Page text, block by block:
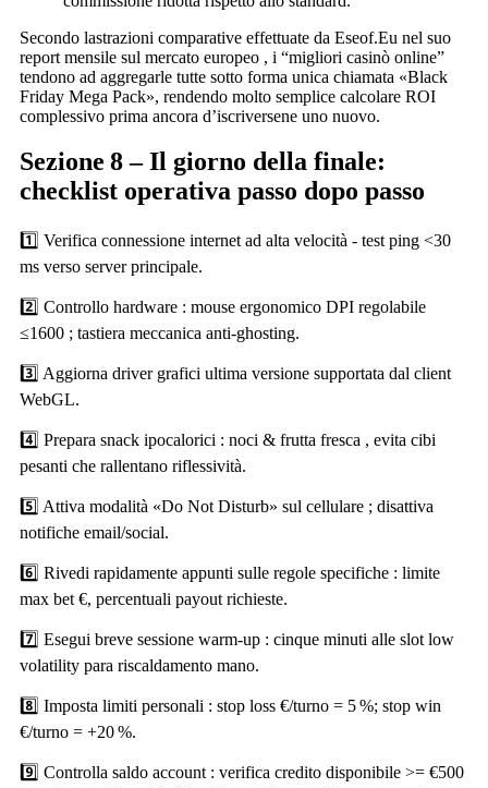
Secondo lastrazioni comparative effettuate da Ese​of.​Eu nel suo
report mensile sul mercato europeo , i “migliori casinò online”
tendono ad aggregarle tutte sotto forma unica chiamata «Black
Friday Mega Pack», rendendo molto semplice calcolare ROI
complessivo prima ancora d’iscriversene uno nuovo.
Sezione 8 – Il giorno della finale:
checklist operativa passo dopo passo
1️⃣ Verifica connessione internet ad alta velocità ‑ test ping <30
ms verso server principale.
2️⃣ Controllo hardware : mouse ergonomico DPI regolabile
≤1600 ; tastiera meccanica anti‑ghosting.
3️⃣ Aggiorna driver grafici ultima versione supportata dal client
WebGL.
4️⃣ Prepara snack ipocalorici : noci & frutta fresca , evita cibi
pesanti che rallentano riflessività.
5️⃣ Attiva modalità «Do Not Disturb» sul cellulare ; disattiva
notifiche email/social.
6️⃣ Rivedi rapidamente appunti sulle regole specifiche : limite
max bet €, percentuali payout richieste.
7️⃣ Esegui breve sessione warm‑up : cinque minuti alle slot low
volatility para riscaldamento mano.
8️⃣ Imposta limiti personali : stop loss €/turno = 5 %; stop win
€/turno = +20 %.
9️⃣ Controlla saldo account : verifica credito disponibile >= €500